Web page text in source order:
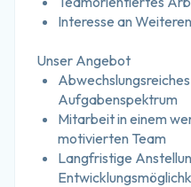
Interesse an
Unser Angebot
Aufgabenspektrum
Mitarbeit in einem
motivierten Team
Langfristige